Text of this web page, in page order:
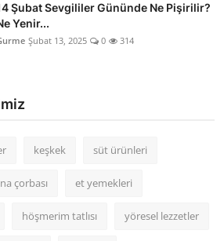
Şubat Sevgililer Gününde Ne Pişirilir?
Yenir...
Şubat 13, 2025 0 314
keşkek süt ürünleri
çorbası et yemekleri
höşmerim tatlısı yöresel lezzetler